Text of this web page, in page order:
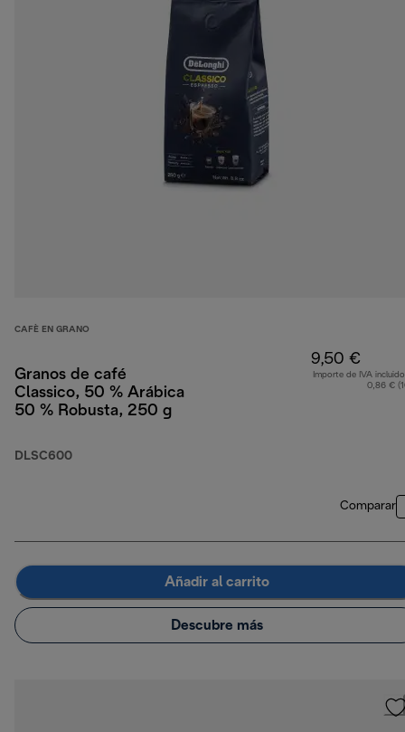
CAFÈ EN GRANO
Granos de café
Classico, 50 % Arábica
50 % Robusta, 250 g
DLSC600
9,50 €
Importe de IVA
0,86 €
Comparar
Añadir al carrito
Descubre más